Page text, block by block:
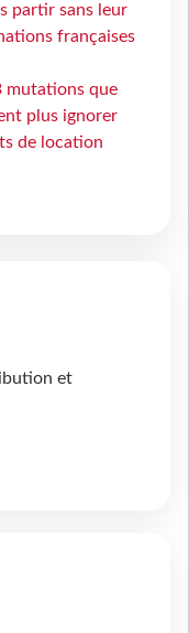
partir sans leur
françaises
mutations que
plus ignorer
de location
et